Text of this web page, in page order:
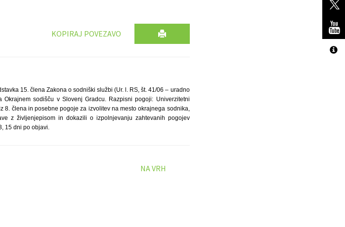
KOPIRAJ POVEZAVO
15. člena Zakona o sodniški službi (Ur. l. RS, št. 41/06 – uradno
sodišču v Slovenj Gradcu. Razpisni pogoji: Univerzitetni
člena in posebne pogoje za izvolitev na mesto okrajnega sodnika,
z življenjepisom in dokazili o izpolnjevanju zahtevanih pogojev
15 dni po objavi.
NA VRH